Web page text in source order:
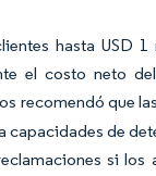
hasta USD
el costo neto
recomendó que
capacidades de
si los